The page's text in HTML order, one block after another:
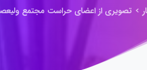
تصویری از اعضای حراست مجتمع ولیعصر